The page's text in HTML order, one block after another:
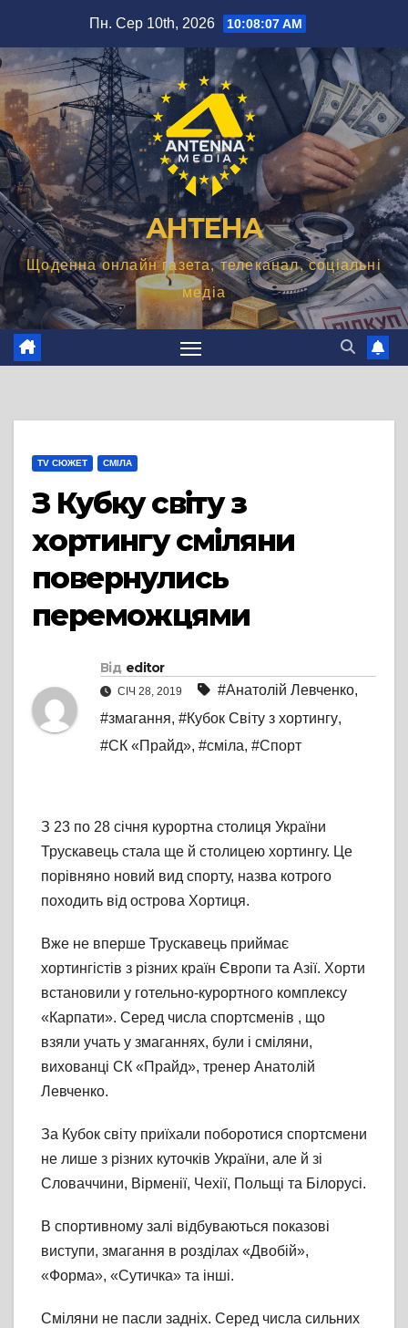
вмісту
Пн. Сер 10th, 2026 10:08:08 AM
АНТЕНА
Щоденна онлайн газета, телеканал, соціальні
медіа
TV СЮЖЕТ СМІЛА
З Кубку світу з
хортингу сміляни
повернулись
переможцями
Від editor
СІЧ 28, 2019 #Анатолій Левченко,
#змагання, #Кубок Світу з хортингу,
#СК «Прайд», #сміла, #Спорт
З 23 по 28 січня курортна столиця України
Трускавець стала ще й столицею хортингу. Це
порівняно новий вид спорту, назва котрого
походить від острова Хортиця.
Вже не вперше Трускавець приймає
хортингістів з різних країн Європи та Азії. Хорти
встановили у готельно-курортного комплексу
«Карпати». Серед числа спортсменів , що
взяли учать у змаганнях, були і сміляни,
вихованці СК «Прайд», тренер Анатолій
Левченко.
За Кубок світу приїхали поборотися спортсмени
не лише з різних куточків України, але й зі
Словаччини, Вірменії, Чехії, Польщі та Білорусі.
В спортивному залі відбуваються показові
виступи, змагання в розділах «Двобій»,
«Форма», «Сутичка» та інші.
Сміляни не пасли задніх. Серед числа сильних